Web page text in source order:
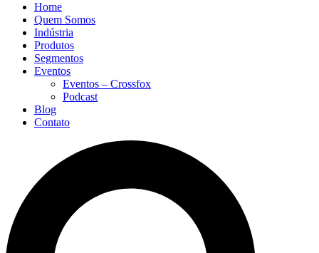
Home
Quem Somos
Indústria
Produtos
Segmentos
Eventos
Eventos – Crossfox
Podcast
Blog
Contato